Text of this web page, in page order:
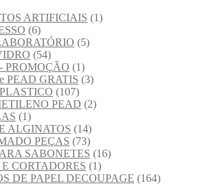
ARTIFICIAIS (1)
(6)
(5)
(54)
PROMOÇÃO (1)
PEAD GRATIS (3)
(107)
PEAD (2)
(1)
ALGINATOS (14)
PEÇAS (73)
SABONETES (16)
CORTADORES (1)
DE PAPEL DECOUPAGE (164)